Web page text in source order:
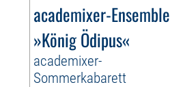
academixer-Ensemble
»König Ödipus«
academixer-
Sommerkabarett